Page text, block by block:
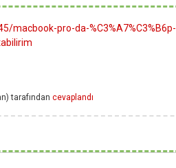
macbook-pro-da-%C3%A7%C3%B6p-
tarafından cevaplandı